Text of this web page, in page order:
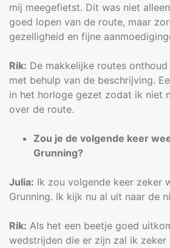
mij meegefietst. Dit was niet
goed lopen van de route, maar
gezelligheid en fijne
Rik: De makkelijke routes
met behulp van de beschrijving.
in het horloge gezet zodat ik niet
over de route.
Zou je de volgende keer
Grunning?
Julia: Ik zou volgende keer zeker
Grunning. Ik kijk nu al uit naar de
Rik: Als het een beetje goed
wedstrijden die er zijn zal ik zeker